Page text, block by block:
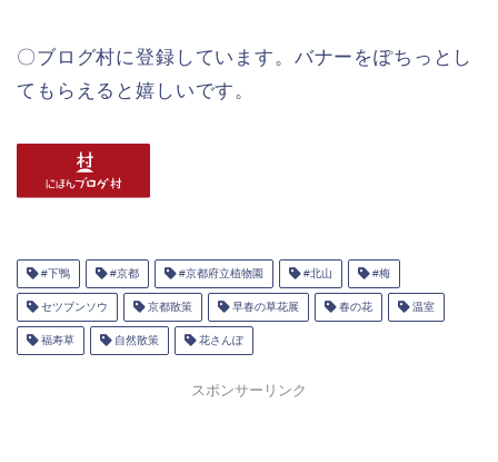
〇ブログ村に登録しています。バナーをぽちっとし
てもらえると嬉しいです。
#下鴨 #京都 #京都府立植物園 #北山 #梅
セツブンソウ 京都散策 早春の草花展 春の花 温室
福寿草 自然散策 花さんぽ
スポンサーリンク